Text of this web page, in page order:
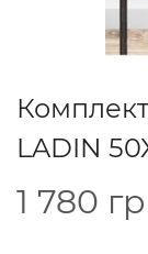
LADIN
1 780